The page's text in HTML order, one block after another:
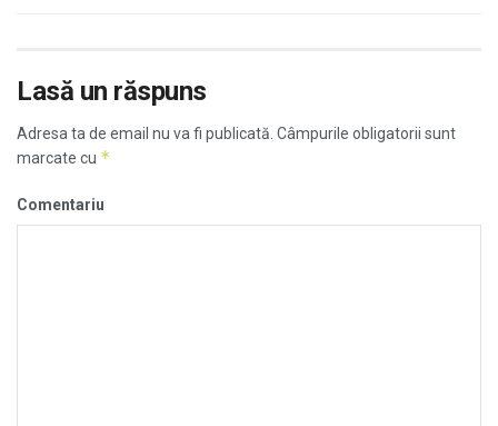
Lasă un răspuns
Adresa ta de email nu va fi publicată. Câmpurile obligatorii sunt
marcate cu *
Comentariu